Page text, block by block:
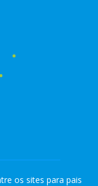
os sites para pais